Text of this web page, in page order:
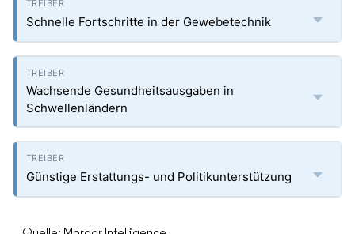
Schnelle Fortschritte in der Gewebetechnik
Wachsende Gesundheitsausgaben in
Schwellenländern
Günstige Erstattungs- und Politikunterstützung